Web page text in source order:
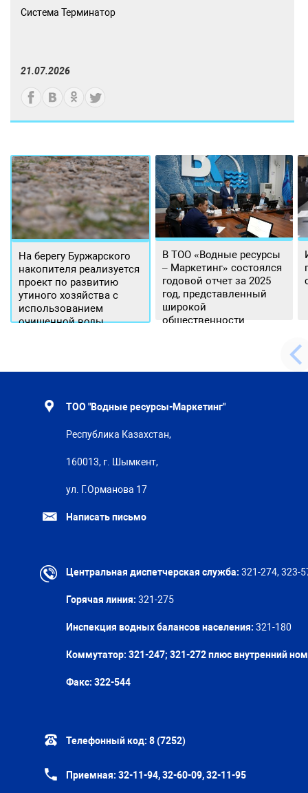
Система Терминатор
21.07.2026
На берегу Буржарского
накопителя реализуется
проект по развитию
утиного хозяйства с
использованием
очищенной воды
В ТОО «Водные ресурсы
– Маркетинг» состоялся
годовой отчет за 2025
год, представленный
широкой
общественности.
ТОО "Водные ресурсы-Маркетинг"
Республика Казахстан,
160013, г. Шымкент,
ул. Г.Орманова 17
Написать письмо
Центральная диспетчерская служба: 321-274, 323-
Горячая линия: 321-275
Инспекция водных балансов населения: 321-180
Коммутатор: 321-247; 321-272 плюс внутренний
Факс: 322-544
Телефонный код: 8 (7252)
Приемная: 32-11-94, 32-60-09, 32-11-95